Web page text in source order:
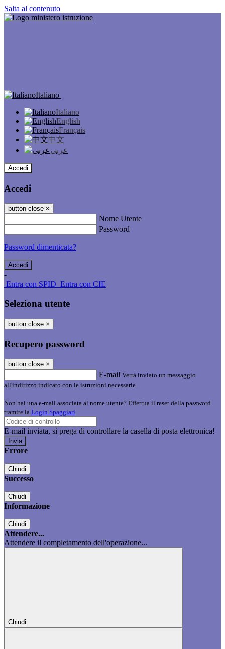
Salta al contenuto
Italiano
Italiano
English
Français
中文
عربى
Accedi
Accedi
button close ×
Nome Utente
Password
Password dimenticata?
-
Entra con SPID Entra con CIE
Seleziona utente
button close ×
Recupero password
button close ×
E-mail Verrà inviato un messaggio
all'indirizzo indicato con le istruzioni necessarie.
Non hai una e-mail associata al nome utente? Effettua il reset della password
tramite la Login Spaggiari
E-mail inviata, si prega di controllare la casella di posta elettronica!
Errore
Chiudi
Successo
Chiudi
Informazione
Chiudi
Attendere...
Attendere il completamento dell'operazione...
Chiudi